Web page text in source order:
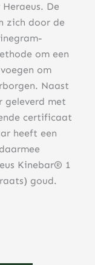
De
zich door de
om een
om
Naast
geleverd met
certificaat
heeft een
Kinebar® 1
goud.